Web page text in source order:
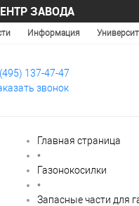
ЗАВОДА
Информация
137-47-47
звонок
Главная страница
•
Газонокосилки
•
Запасные части для